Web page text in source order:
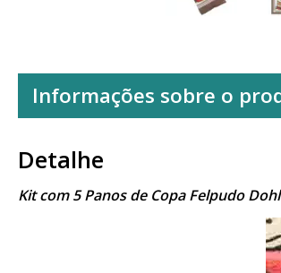
Informações sobre o
Detalhe
Kit com 5 Panos de Copa Felpudo